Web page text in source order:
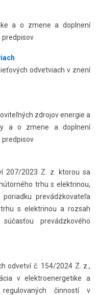
a o zmene a doplnení
predpisov
odvetviach v znení
zdrojov energie a
a o zmene a doplnení
predpisov
207/2023 Z. z. ktorou sa
trhu s elektrinou,
prevádzkovateľa
s elektrinou a rozsah
prevádzkového
odvetví č. 154/2024 Z. z.,
v elektroenergetike a
činností v